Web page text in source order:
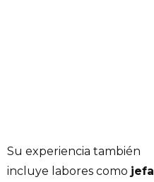
Su experiencia también
incluye labores como jefa